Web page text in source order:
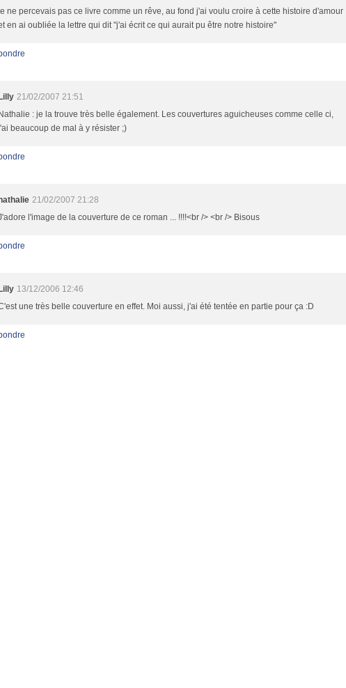
ne percevais pas ce livre comme un rêve, au fond j'ai voulu croire à cette histoire d'amour
en ai oubliée la lettre qui dit "j'ai écrit ce qui aurait pu être notre histoire"
Lilly 21/02/2007 21:51
Nathalie : je la trouve très belle également. Les couvertures aguicheuses comme celle ci,
beaucoup de mal à y résister ;)
21/02/2007 21:28
l'image de la couverture de ce roman ... !!!!<br /> <br /> Bisous
Lilly 13/12/2006 12:46
une très belle couverture en effet. Moi aussi, j'ai été tentée en partie pour ça :D